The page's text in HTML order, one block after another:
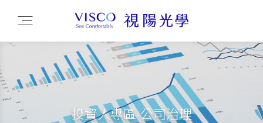
投資人專區-公司治理